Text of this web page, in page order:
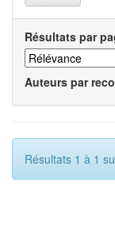
Résultats par
Auteurs par
Résultats 1 à 1